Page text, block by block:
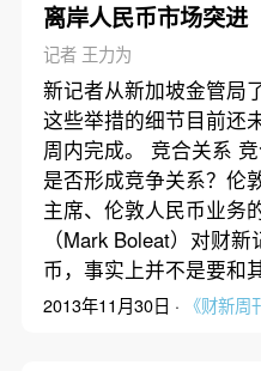
离岸人民币市场突进
记者 王力为
新记者从新加坡金管局
这些举措的细节目前还
周内完成。 竞合关系
是否形成竞争关系？伦
主席、伦敦人民币业务
（Mark Boleat）对财
币，事实上并不是要
2013年11月30日 · 《财新